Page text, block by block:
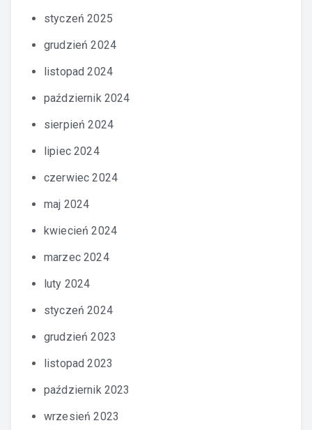
styczeń 2025
grudzień 2024
listopad 2024
październik 2024
sierpień 2024
lipiec 2024
czerwiec 2024
maj 2024
kwiecień 2024
marzec 2024
luty 2024
styczeń 2024
grudzień 2023
listopad 2023
październik 2023
wrzesień 2023